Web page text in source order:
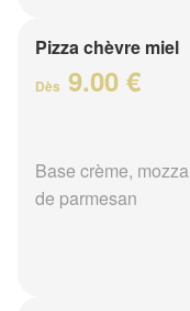
Pizza chèvre miel
Dès 9.00 €
Base crème,
de parmesan